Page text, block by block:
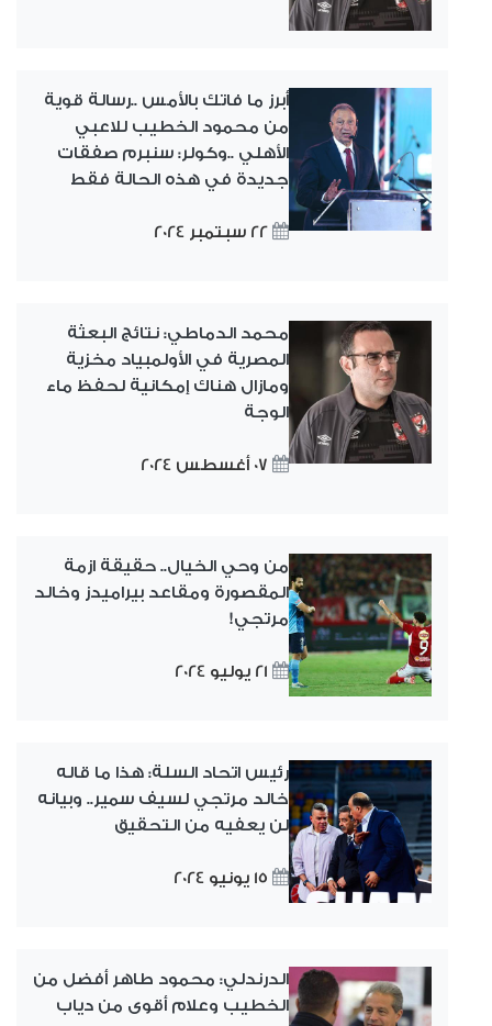
أبرز ما فاتك بالأمس ..رسالة قوية
من محمود الخطيب للاعبي
الأهلي ..وكولر: سنبرم صفقات
جديدة في هذه الحالة فقط
22 سبتمبر 2024
محمد الدماطي: نتائج البعثة
المصرية في الأولمبياد مخزية
ومازال هناك إمكانية لحفظ ماء
الوجة
07 أغسطس 2024
من وحي الخيال.. حقيقة ازمة
المقصورة ومقاعد بيراميدز وخالد
مرتجي!
21 يوليو 2024
رئيس اتحاد السلة: هذا ما قاله
خالد مرتجي لسيف سمير.. وبيانه
لن يعفيه من التحقيق
15 يونيو 2024
الدرندلي: محمود طاهر أفضل من
الخطيب وعلام أقوى من دياب